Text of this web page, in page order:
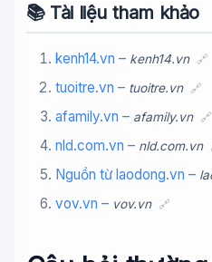
📚 Tài liệu tham khảo
kenh14.vn – kenh14.vn 🔗
tuoitre.vn – tuoitre.vn 🔗
afamily.vn – afamily.vn 🔗
nld.com.vn – nld.com.vn
Nguồn từ laodong.vn –
vov.vn – vov.vn 🔗